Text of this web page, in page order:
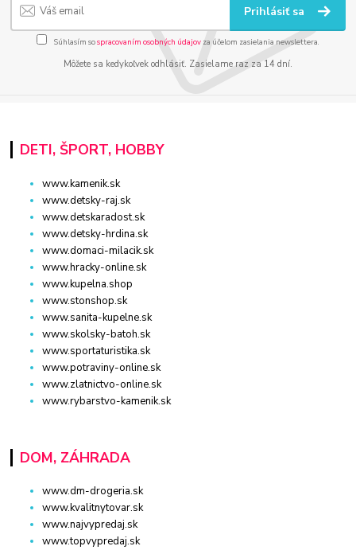
Prihlásiť sa
Súhlasím sospracovaním osobných údajov za účelom zasielania newslettera.
Môžete sa kedykoľvek odhlásiť. Zasielame raz za 14 dní.
DETI, ŠPORT, HOBBY
www.kamenik.sk
www.detsky-raj.sk
www.detskaradost.sk
www.detsky-hrdina.sk
www.domaci-milacik.sk
www.hracky-online.sk
www.kupelna.shop
www.stonshop.sk
www.sanita-kupelne.sk
www.skolsky-batoh.sk
www.sportaturistika.sk
www.potraviny-online.sk
www.zlatnictvo-online.sk
www.rybarstvo-kamenik.sk
DOM, ZÁHRADA
www.dm-drogeria.sk
www.kvalitnytovar.sk
www.najvypredaj.sk
www.topvypredaj.sk